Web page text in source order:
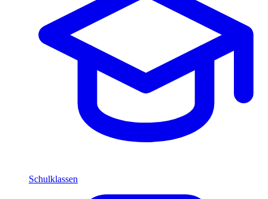
Schulklassen